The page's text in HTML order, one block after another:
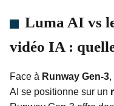
Luma AI vs
vidéo IA :
Face à Runway Gen-3,
AI se positionne sur un